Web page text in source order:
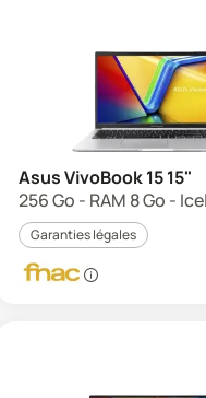
Asus VivoBook 15 15"
256 Go - RAM 8 Go -
Garanties légales